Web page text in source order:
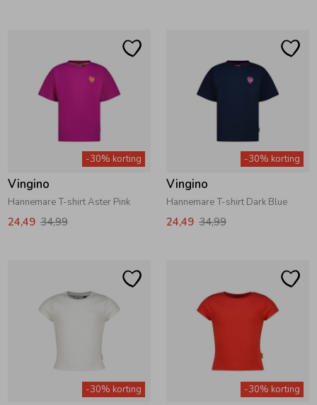
-30% korting
Vingino
Hannemare T-shirt Aster Pink
24,49 34,99
-30% korting
Vingino
Hannemare T-shirt Dark Blue
24,49 34,99
-30% korting -30% korting